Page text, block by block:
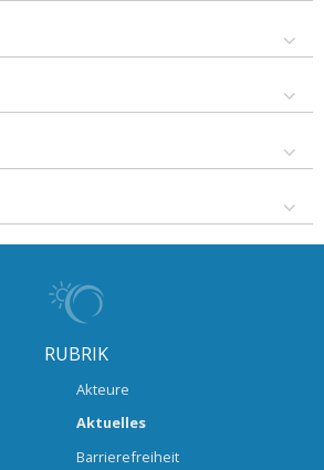
RUBRIK
Akteure
Aktuelles
Barrierefreiheit